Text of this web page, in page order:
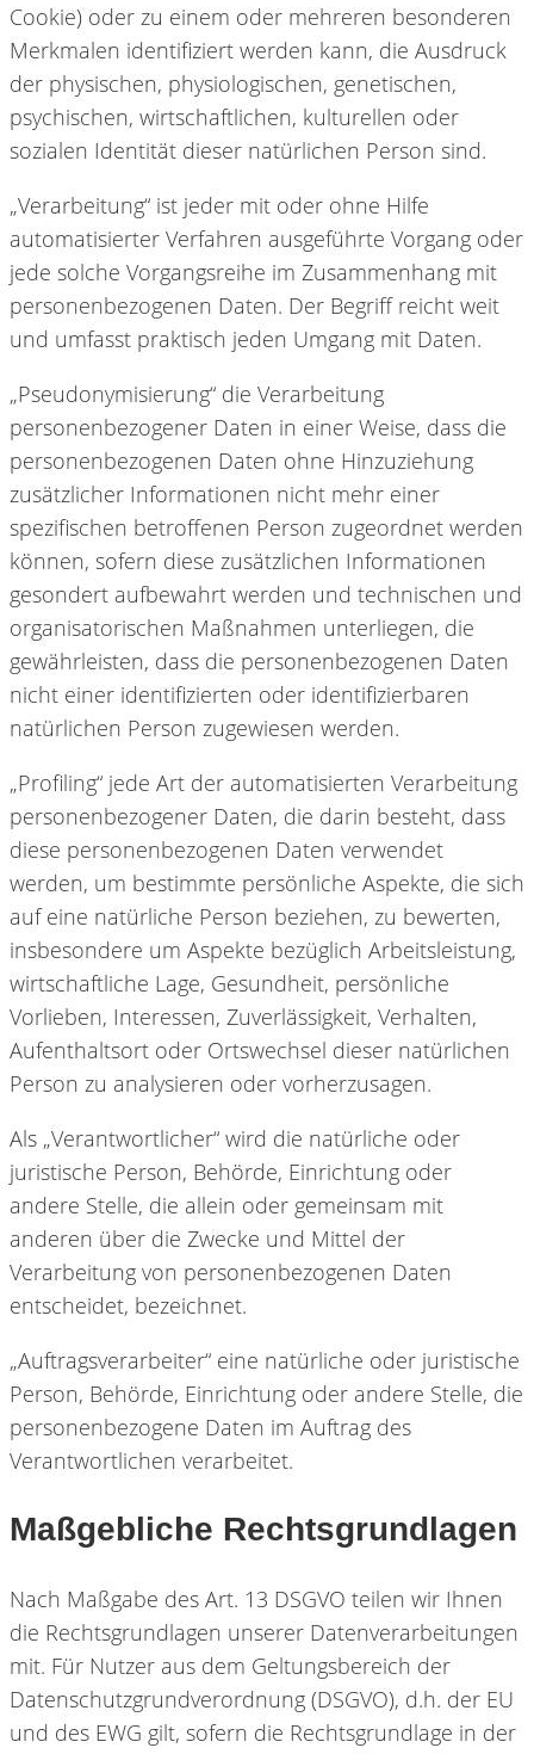
Cookie) oder zu einem oder mehreren besonderen
Merkmalen identifiziert werden kann, die Ausdruck
der physischen, physiologischen, genetischen,
psychischen, wirtschaftlichen, kulturellen oder
sozialen Identität dieser natürlichen Person sind.
„Verarbeitung“ ist jeder mit oder ohne Hilfe
automatisierter Verfahren ausgeführte Vorgang oder
jede solche Vorgangsreihe im Zusammenhang mit
personenbezogenen Daten. Der Begriff reicht weit
und umfasst praktisch jeden Umgang mit Daten.
„Pseudonymisierung“ die Verarbeitung
personenbezogener Daten in einer Weise, dass die
personenbezogenen Daten ohne Hinzuziehung
zusätzlicher Informationen nicht mehr einer
spezifischen betroffenen Person zugeordnet werden
können, sofern diese zusätzlichen Informationen
gesondert aufbewahrt werden und technischen und
organisatorischen Maßnahmen unterliegen, die
gewährleisten, dass die personenbezogenen Daten
nicht einer identifizierten oder identifizierbaren
natürlichen Person zugewiesen werden.
„Profiling“ jede Art der automatisierten Verarbeitung
personenbezogener Daten, die darin besteht, dass
diese personenbezogenen Daten verwendet
werden, um bestimmte persönliche Aspekte, die sich
auf eine natürliche Person beziehen, zu bewerten,
insbesondere um Aspekte bezüglich Arbeitsleistung,
wirtschaftliche Lage, Gesundheit, persönliche
Vorlieben, Interessen, Zuverlässigkeit, Verhalten,
Aufenthaltsort oder Ortswechsel dieser natürlichen
Person zu analysieren oder vorherzusagen.
Als „Verantwortlicher“ wird die natürliche oder
juristische Person, Behörde, Einrichtung oder
andere Stelle, die allein oder gemeinsam mit
anderen über die Zwecke und Mittel der
Verarbeitung von personenbezogenen Daten
entscheidet, bezeichnet.
„Auftragsverarbeiter“ eine natürliche oder juristische
Person, Behörde, Einrichtung oder andere Stelle, die
personenbezogene Daten im Auftrag des
Verantwortlichen verarbeitet.
Maßgebliche Rechtsgrundlagen
Nach Maßgabe des Art. 13 DSGVO teilen wir Ihnen
die Rechtsgrundlagen unserer Datenverarbeitungen
mit. Für Nutzer aus dem Geltungsbereich der
Datenschutzgrundverordnung (DSGVO), d.h. der EU
und des EWG gilt, sofern die Rechtsgrundlage in der